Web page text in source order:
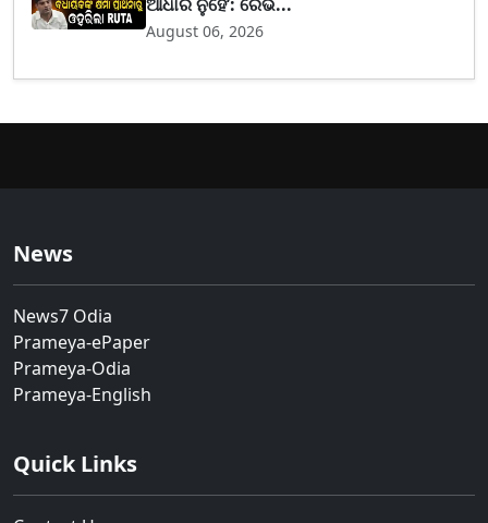
August 06, 2026
News
News7 Odia
Prameya-ePaper
Prameya-Odia
Prameya-English
Quick Links